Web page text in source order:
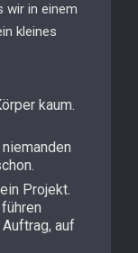
wir in einem
kleines
kaum.
Projekt.
auf